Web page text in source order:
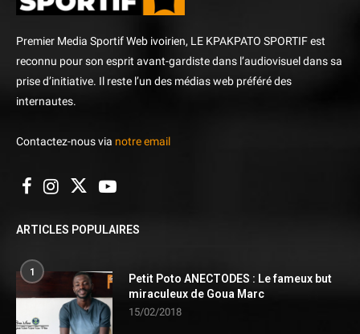
Premier Media Sportif Web ivoirien, LE KPAKPATO SPORTIF est
reconnu pour son esprit avant-gardiste dans l’audiovisuel dans sa
prise d’initiative. Il reste l’un des médias web préféré des
internautes.
Contactez-nous via notre email
ARTICLES POPULAIRES
1
Petit Poto ANECTODES : Le fameux but
miraculeux de Goua Marc
15/02/2018